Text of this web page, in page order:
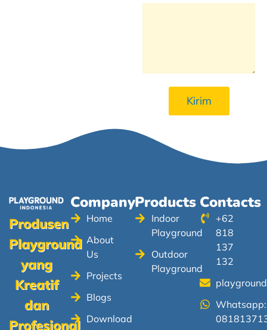
Kirim
Produsen
Playground
yang
Kreatif
dan
Profesional
Company
Home
About
Us
Projects
Blogs
Download
Products
Indoor
Playground
Outdoor
Playground
Contacts
+62
818
137
132
Whatsapp: